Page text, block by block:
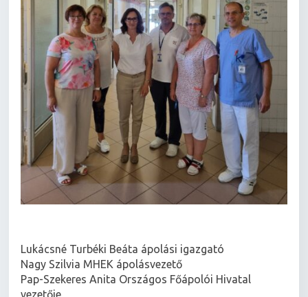
Lukácsné Turbéki Beáta ápolási igazgató
Nagy Szilvia MHEK ápolásvezető
Pap-Szekeres Anita Országos Főápolói Hivatal